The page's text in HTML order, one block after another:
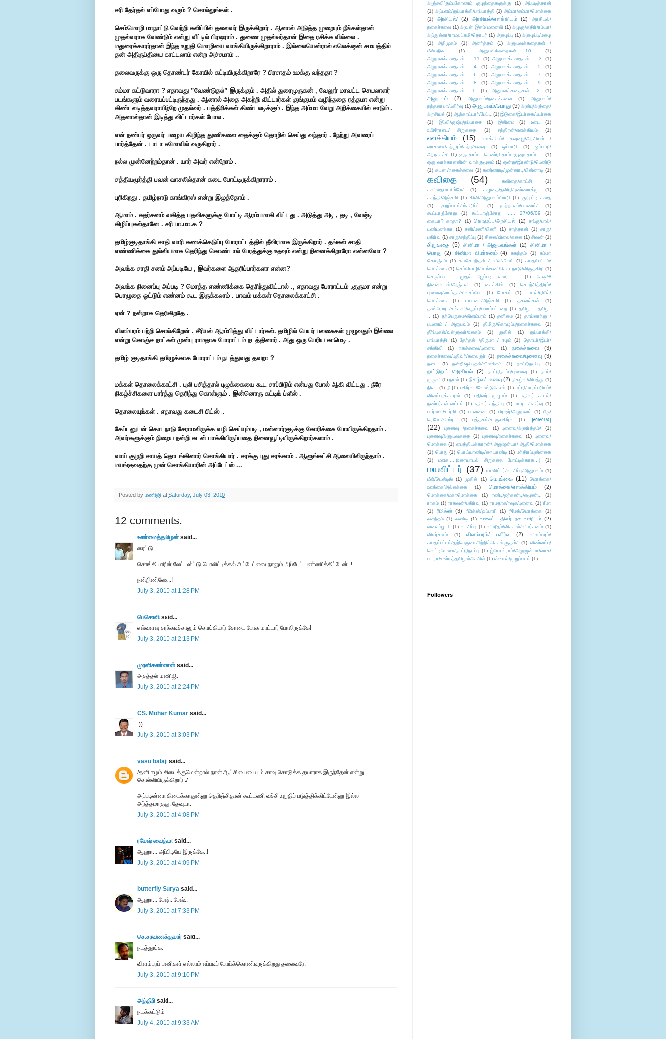
சரி தேர்தல் எப்போது வரும் ? சொல்லுங்கள் .
செம்மொழி மாநாட்டு வெற்றி களிப்பில் தலைவர் இருக்கிறார் . ஆனால் அடுத்த முறையும் நீங்கள்தான்
முதல்வராக வேண்டும் என்று வீட்டில் பிரஷராம் . துணை முதல்வர்தான் இதை ரசிக்க வில்லை .
மதுரைக்காரர்தான் இந்த உறுதி மொழியை வாங்கியிருக்கிறாராம் . இல்லையென்ரால் எலெக்‌ஷன் சமயத்தில்
தன் அதிருப்தியை காட்டலாம் என்ற அச்சமாம் ..
தலைவருக்கு ஒரு தொண்டர் கோயில் கட்டியிருக்கிறாரே ? பிரசாதம் உமக்கு வந்ததா ?
சும்மா கட்டுவாரா ? எதாவது ”வேண்டுதல்” இருக்கும் . அதில் துரைமுருகன் , வேலூர் மாவட்ட செயலாளர்
படங்களும் வரையப்பட்டிருந்தது . ஆனால் அதை அகற்றி விட்டார்கள் குங்குமம் வழிந்ததை ரத்தமா என்று
கிண்டலடித்தவராயிற்றே முதல்வர் . பத்திரிக்கள் கிண்டலடிக்கும் . இந்த அம்மா வேறு அறிக்கையில் சாடும் .
அதனால்தான் இடித்து விட்டார்கள் போல .
என் நண்பர் ஒருவர் பழைய கிழிந்த துணிகளை தைக்கும் தொழில் செய்து வந்தார் . நேற்று அவரைப்
பார்த்தேன் . டாடா சுமோவில் வருகிறார் .
நல்ல முன்னேற்றம்தான் . யார் அவர் என்றோம் .
சத்தியமூர்த்தி பவன் வாசலில்தான் கடை போட்டிருக்கிறாராம் .
புரிகிறது . தமிழ்நாடு காங்கிரஸ் என்று இழுத்தோம் .
ஆமாம் . சுதர்சனம் வகித்த பதவிகளுக்கு போட்டி ஆரம்பமாகி விட்டது . அடுத்து அடி , தடி , வேஷ்டி
கிழிப்புகள்தானே . சரி பா.மா.க ?
தமிழ்குடிதாங்கி சாதி வாரி கணக்கெடுப்பு போராட்டத்தில் தீவிரமாக இருக்கிறார் . தங்கள் சாதி
எண்ணிக்கை துல்லியமாக தெரிந்து கொண்டால் பேரத்துக்கு உதவும் என்று நினைக்கிறாரோ என்னவோ ?
அவங்க சாதி சனம் அப்படியே , இவர்களை ஆதரிப்பார்களா என்ன?
அவங்க நினைப்பு அப்படி ? மொத்த எண்ணிக்கை தெரிந்துவிட்டால் ., எதாவது போராட்டம் ,குருமா என்று
பொழுதை ஓட்டும் எண்னம் கூட இருக்கலாம் . பாவம் மக்கள் தொலைக்காட்சி .
ஏன் ? நன்றாக தெரிகிறதே .
விளம்பரம் பற்றி சொல்கிறேன் . சீரியல் ஆரம்பித்து விட்டார்கள். தமிழில் பெயர் பலகைகள் முழுவதும் இல்லை
என்று கொஞ்ச நாட்கள் முன்பு ராமதாசு போராட்டம் நடத்தினார் . அது ஒரு பெரிய காமெடி .
தமிழ் குடிதாங்கி தமிழுக்காக போராட்டம் நடத்துவது தவறா ?
மக்கள் தொலைக்காட்சி . புலி பசித்தால் புழுக்கையை கூட சாப்பிடும் என்பது போல் ஆகி விட்டது . நீரே
நிகழ்ச்சிகளை பார்த்து தெரிந்து கொள்ளும் . இன்னொரு கட்டிங் ப்ளீஸ் .
தொலையுங்கள் . எதாவது கடைசி பிட்ஸ் ..
கேப்டனுடன் கொடநாடு சேராமலிருக்க வழி செய்யும்படி , மன்னார்குடிக்கு கோரிக்கை போயிருக்கிறதாம் .
அவர்களுக்கும் நிறைய நன்றி கடன் பாக்கியிருப்பதை நினைவூட்டியிருக்கிறார்களாம் .
வாய் குழறி சாயத் தொடங்கினார் சொங்கியார் . சரக்கு புது சரக்காம் . ஆளுங்கட்சி ஆலையிலிருந்தாம் .
மயங்குவதற்கு முன் சொங்கியாரின் அப்டேட்ஸ் ...
Posted by மணிஜி at Saturday, July 03, 2010
12 comments:
உண்மைத்தமிழன் said...
ரைட்டு..
சொங்கியாரின் லேட்டஸ்ட்டு பொலிட்டிக்கல் அப்டேட்ஸை நானும் அப்டேட் பண்ணிக்கிட்டேன்..!
நன்றிண்ணே..!
July 3, 2010 at 1:28 PM
பெசொவி said...
எவ்வளவு சரக்கடிச்சாலும் சொங்கியார் சோடை போக மாட்டார் போலிருக்கே!
July 3, 2010 at 2:13 PM
முரளிகண்ணன் said...
அசத்தல் மணிஜி.
July 3, 2010 at 2:24 PM
CS. Mohan Kumar said...
:))
July 3, 2010 at 3:03 PM
vasu balaji said...
/தனி ஈழம் கிடைக்குமென்றால் நான் ஆட்சியையையும் காவு கொடுக்க தயாராக இருந்தேன் என்று
சொல்லியிருக்கிறார் ./
அப்படின்னா கிடைக்காதுன்னு தெரிஞ்சிதான் கூட்டணி வச்சி உறுதிப் படுத்திக்கிட்டேன்னு இல்ல
அர்த்தமாகுது. தேவுடா.
July 3, 2010 at 4:08 PM
ரமேஷ் வைத்யாsaid...
ஆஹா... அப்பிடியே இருக்கே..!
July 3, 2010 at 4:09 PM
butterfly Surya said...
ஆஹா... பேஷ்.. பேஷ்..
July 3, 2010 at 7:33 PM
செ.சரவணக்குமார்said...
நடத்துங்க.
விளம்பரப் பணிகள் எல்லாம் எப்படிப் போய்க்கொண்டிருக்கிறது தலைவரே.
July 3, 2010 at 9:10 PM
அத்திரி said...
நடக்கட்டும்
July 4, 2010 at 9:33 AM
அஞ்சலி/கும்பகோணம் குழந்தைகளுக்கு
(1)
அப்படித்தான்
(1) அப்பளம்/துப்பாக்கி/பாப்பாத்தி (1) அம்மா/சும்மா/மொக்கை
(1)
அரசியல்/ (2) அரசியல்/எளக்கியம் (2)
அரசியல்/
நகைச்சுவை (1) அவள் இளம் மனைவி (1) அழகு/கதிர்/ரம்யா/
அப்துல்லா/ராமலட்சுமி/தொடர் (1) அழைப்பு (1) அழைப்பு/மழை
(1)
அறிமுகம் (1) அனர்த்தம் (1)
அனுபவக்கதைகள் /
மீள்பதிவு
(1) அனுபவக்கதைகள்......10
(1)
அனுபவக்கதைகள்......11
(1) அனுபவக்கதைகள்......3
(1)
அனுபவக்கதைகள்......4
(1) அனுபவக்கதைகள்......5
(1)
அனுபவக்கதைகள்......6
(1) அனுபவக்கதைகள்......7
(1)
அனுபவக்கதைகள்......8
(1) அனுபவக்கதைகள்......9
(1)
அனுபவக்கதைகள்.....1
(1) அனுபவக்கதைகள்.....2 (1)
அனுபவம் (2) அனுபவம்/நகைச்சுவை (1)
அனுபவம்/
நந்தலாலா/பகிர்வு (1) அனுபவம்/பொது (9) அன்பு/அத்தை/
அரசியல் (1) ஆற்காட்டார்/பேட்டி (1) இடுகை/இடர்கை/படர்கை
(1)
இட்லி/குஷ்பு/நப்பாசை (1) இனிமை (1) உடை
(1)
உயிரோடை/ சிறுகதை
(1) எந்திரன்/எளக்கியம் (1)
எளக்கியம் (15)
எளக்கியம்/ கவுஜை/அரசியல் /
வாசனை/கற்பூரம்/கற்பு/களவு
(1) ஒப்பாரி (1)
ஒப்பாரி/
அழுகாச்சி (1) ஒரு தரம்... ரெண்டு தரம்..மூணு தரம்..... (1)
ஒரு வாக்காளனின் வாக்குமூலம் (1) ஒன்று/இரண்டு/பெண்டு
(1) கடன் /நகைச்சுவை (1) கண்ணாடி/முன்னாடி/பின்னாடி (1)
கவிதை (54) கவிதை/காட்சி
(1)
கவிதையாமில்லே/
(1) கழுதை/தவிடு/புண்ணாக்கு
(1)
காந்தி/அஞ்சலி (1) கிளி/அனுபவம்/லாரி (1) கு(பு)ட்டி கதை
(1)
குறும்படம்/ஸ்கிரிப்ட் (1) குற்றாலம்/பயணம்/
(1)
கூட்டாஞ்சோறு
(1) கூட்டாஞ்சோறு ...... 27/06/09
(1)
கையா? காதா?
(1) கொழுப்பு/அரசியல் (2)
சங்கு/பால்/
டண்டனக்கா
(1) சனி/மணி/பிணி (1) சாத்தான் (1) சாரு/
பகிர்வு (1) சாரு/சந்திப்பு (1) சிலை/விலை/கலை (1) சிவன் (1)
சிறுகதை (5) சினிமா / அனுபவங்கள் (2)
சினிமா /
பொது (2) சினிமா விமர்சனம் (4) சுகந்தம் (1)
சும்மா
கொஞ்சம் (1) சுயசொறிதல் / எ”ள”கியம் (1) சுயதம்பட்டம்/
மொக்கை (1) செம்மொழி/மாங்கனி/கொடநாடு/விருதகிரி (1)
செருப்படி...... முதல் ஜேப்படி வரை.......
(1)
சேஷூ/
நினைவுகள்/அஞ்சலி
(1) சைக்கிள் (1)
சொற்சித்திரம்/
புனைவு/வாய்தா/சிவசம்போ
(1) சோகம் (1)
டமால்/டுமீல்/
மொக்கை
(1) டயானா/அஞ்சலி (1) தகவல்கள்
(1)
தண்டோரா/சங்கவி/எறும்பு/பலாப்பட்டறை (1) தமிழா.. தமிழா
.. (1) தற்பெருமை/விளம்பரம் (1) தனிமை (1) தாய்லாந்து /
பயணம் / அனுபவம்
(1) திமிரு/கொழுப்பு/நகைச்சுவை
(1)
தீர்ப்புகள்/வள்ளுவர்/உலகம்
(1) துகில் (1)
துப்பாக்கி/
பாப்பாத்தி
(1) தேர்தல் /திருமா / ஈழம் (1)
தொடர்/இடர்/
சங்கிலி
(1) நகச்சுவை/புனைவு (1) நகைச்சுவை (3)
நகைச்சுவை/பதிவர்/கலைஞர் (1) நகைச்சுவை/புனைவு (3)
நடை (1) நன்றி/ஒப்புதல்/விளக்கம் (1) நாட்டுநடப்பு (1)
நாட்டுநடப்பு/அரசியல் (2) நாட்டுநடப்பு/புனைவு (1)
நாய்/
குருவி (1) நான் (1) நிகழ்வு/புனைவு (2) நிகழ்வு/விபத்து (1)
நிலா (1) நீ (1) பகிர்வு /வேண்டுகோள் (1) பட்டு/பாரம்பரியம்/
விளம்பரக்காரன்
(1) பதிவர் குழுமம் (1)
பதிவர் கூடல்/
நண்பர்கள் வட்டம் (1) பதிவர் சந்திப்பு (1) பா.ரா /பகிர்வு (1)
பார்வை/சார்லி
(1) பாவனை (1) பிரஷர்/அனுபவம் (1) பீரு/
ரெமோ/கிஸ்ரா
(1) புத்தகம்/சாரு/பகிர்வு (1)
புனைவு
(22)
புனைவு /நகைச்சுவை (1) புனைவு/அனர்த்தம்/
(1)
புனைவு/அனுபவகதை (1) புனைவு/நகைச்சுவை (1) புனைவு/
மொக்கை (1) பைத்தியக்காரன்/ அனுஜன்யா/ ஆதி/மொக்கை
(1) பொது (1) பொய்யாண்டி/நையாண்டி (1) மந்திரப்புன்னகை
(1)
மனசு.....(உரையாடல் சிறுகதை போட்டிக்காக...) (1)
மானிட்டர் (37) மானிட்டர்/வாசிப்பு/அனுபவம் (1)
மீள்/டெஸ்டிங் (1) முகில் (1) மொக்கை (11) மொக்கை/
ஊக்கை/அல்லக்கை
(1) மொக்கை/எளக்கியம் (2)
மொக்கை/மகாமொக்கை (1) ரண்டி/ஜர்கண்டி/ஏமூண்டி
(1)
ராகம் (1) ராகவன்/பகிர்வு (1) ராமதாசு/ரவுசு/புனைவு (1) ரீமா
(1)
ரீமிக்ஸ் (3) ரீமிக்ஸ்/ஒப்பாரி (1) ரீமேக்/மொக்கை
(1)
வசந்தம் (1) வண்டி (1) வலைப் பதிவர் நல வாரியம் (2)
வலைப்பூ--1 (1) வாசிப்பு (1) விபரீதம்/விகடன்/விமர்சனம் (1)
விமர்சனம்
(1) விளம்பரம்/ பகிர்வு (2)
விளம்பரம்/
சுயதம்பட்டம்/தற்பெருமை/பீற்றிக்கொள்ளுதல்/
(1) வீண்வம்பு/
வெட்டிவேலை/நாட்டுநடப்பு (1) ஜ்யோவ்ராம்/அனுஜன்யா/வாசு/
பா.ரா/உண்மத்தமிழன்/கேபிள் (1) ஸ்மைல்/குறும்படம் (1)
Followers